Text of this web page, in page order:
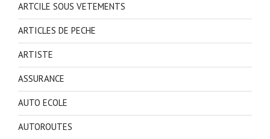
ARTCILE SOUS VETEMENTS
ARTICLES DE PECHE
ARTISTE
ASSURANCE
AUTO ECOLE
AUTOROUTES